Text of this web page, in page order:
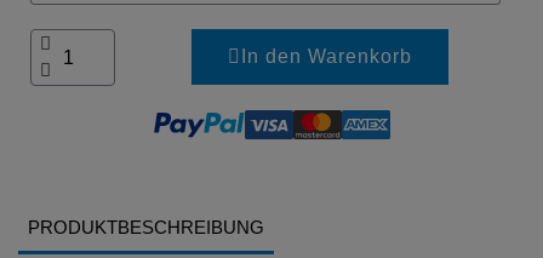
In den Warenkorb
PRODUKTBESCHREIBUNG